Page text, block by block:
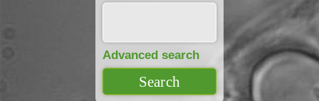
Advanced search